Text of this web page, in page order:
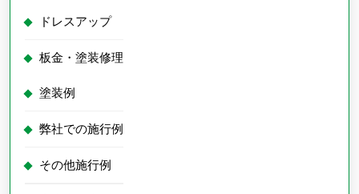
し
☆
ドレスアップ
板金・塗装修理
塗装例
弊社での施行例
その他施行例